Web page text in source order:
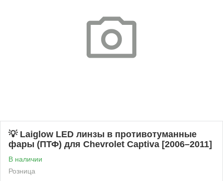
💡 Laiglow LED линзы в противотуманные
фары (ПТФ) для Chevrolet Captiva [2006–2011]
В наличии
Розница